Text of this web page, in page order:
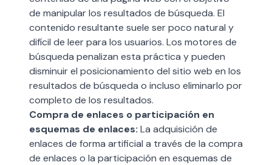
de manipular los resultados de búsqueda. El
contenido resultante suele ser poco natural y
difícil de leer para los usuarios. Los motores de
búsqueda penalizan esta práctica y pueden
disminuir el posicionamiento del sitio web en los
resultados de búsqueda o incluso eliminarlo por
completo de los resultados.
Compra de enlaces o participación en
esquemas de enlaces: La adquisición de
enlaces de forma artificial a través de la compra
de enlaces o la participación en esquemas de